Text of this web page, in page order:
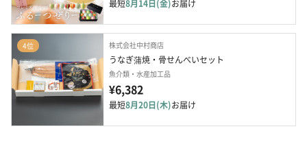
最短8月14日(金)お届け
4位 株式会社中村商店
うなぎ蒲焼・骨せんべいセット
魚介類・水産加工品
¥6,382
最短8月20日(木)お届け